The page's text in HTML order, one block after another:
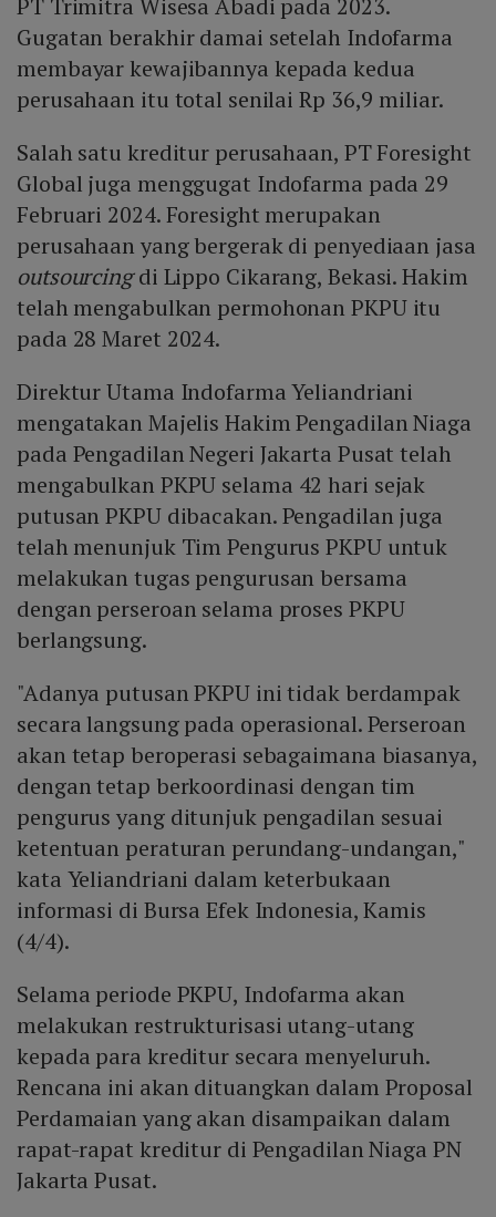
PT Trimitra Wisesa Abadi pada 2023.
Gugatan berakhir damai setelah Indofarma
membayar kewajibannya kepada kedua
perusahaan itu total senilai Rp 36,9 miliar.
Salah satu kreditur perusahaan, PT Foresight
Global juga menggugat Indofarma pada 29
Februari 2024. Foresight merupakan
perusahaan yang bergerak di penyediaan jasa
outsourcingdi Lippo Cikarang, Bekasi. Hakim
telah mengabulkan permohonan PKPU itu
pada 28 Maret 2024.
Direktur Utama Indofarma Yeliandriani
mengatakan Majelis Hakim Pengadilan Niaga
pada Pengadilan Negeri Jakarta Pusat telah
mengabulkan PKPU selama 42 hari sejak
putusan PKPU dibacakan. Pengadilan juga
telah menunjuk Tim Pengurus PKPU untuk
melakukan tugas pengurusan bersama
dengan perseroan selama proses PKPU
berlangsung.
"Adanya putusan PKPU ini tidak berdampak
secara langsung pada operasional. Perseroan
akan tetap beroperasi sebagaimana biasanya,
dengan tetap berkoordinasi dengan tim
pengurus yang ditunjuk pengadilan sesuai
ketentuan peraturan perundang-undangan,"
kata Yeliandriani dalam keterbukaan
informasi di Bursa Efek Indonesia, Kamis
(4/4).
Selama periode PKPU, Indofarma akan
melakukan restrukturisasi utang-utang
kepada para kreditur secara menyeluruh.
Rencana ini akan dituangkan dalam Proposal
Perdamaian yang akan disampaikan dalam
rapat-rapat kreditur di Pengadilan Niaga PN
Jakarta Pusat.